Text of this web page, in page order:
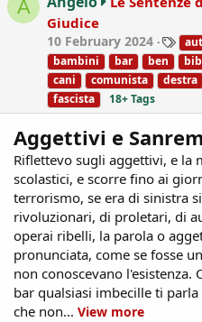
o
A
Giudice
10 February 2024
T
a
g
s
bambini
bar ben
cani
comunista destra
fascista
18+ Tags
Aggettivi e
Riflettevo sugli aggettivi, e la
scolastici, e scorre fino ai
terrorismo, se era di sinistra
rivoluzionari, di proletari, di
operai ribelli, la parola o
pronunciata, come se fosse
non conoscevano l'esistenza.
bar qualsiasi imbecille ti
che non... View more